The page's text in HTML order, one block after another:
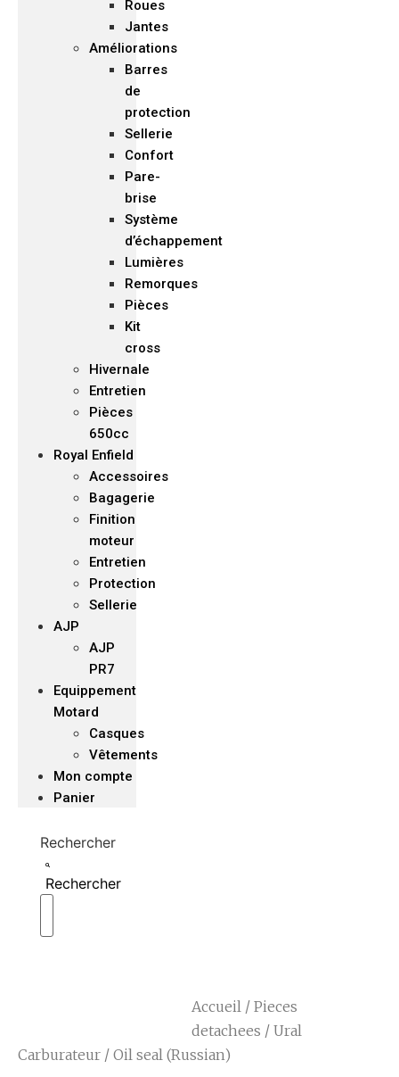
Roues
Jantes
Améliorations
Barres
de
protection
Sellerie
Confort
Pare-
brise
Système
d’échappement
Lumières
Remorques
Pièces
Kit
cross
Hivernale
Entretien
Pièces
650cc
Royal Enfield
Accessoires
Bagagerie
Finition
moteur
Entretien
Protection
Sellerie
AJP
AJP
PR7
Equippement
Motard
Casques
Vêtements
Mon compte
Panier
Rechercher
Rechercher
Accueil /Pieces
detachees /Ural
Carburateur / Oil seal (Russian)